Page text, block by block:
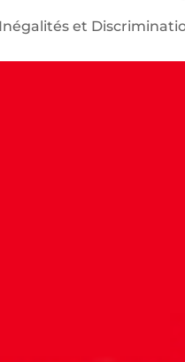
Inégalités et